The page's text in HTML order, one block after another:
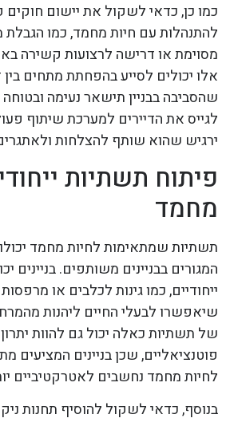
כמו כן, כדאי לשקול את יישום חוקים
להתנהלות עם חיות מחמד, כמו הגבלת
מסוימת או דרישה לרצועות קשירה
אלו יכולים לסייע בהפחתת מתחים בין
שהסביבה בבניין תישאר נעימה
לגייס את הדיירים למערכת שיתוף
ירגיש שהוא שותף להצלחות
פיתוח תשתיות
מחמד
תשתיות שמתאימות לחיות מחמד
המגורים בבניינים משותפים. בניינים
ייחודיים, כמו גינות לכלבים או
שיאפשרו לבעלי החיים ליהנות
של תשתיות כאלה יכול גם להוות יתרון
פוטנציאליים, שכן בניינים המציעים
לחיות מחמד נחשבים לאטרקטיביים
בנוסף, כדאי לשקול להוסיף תחנות